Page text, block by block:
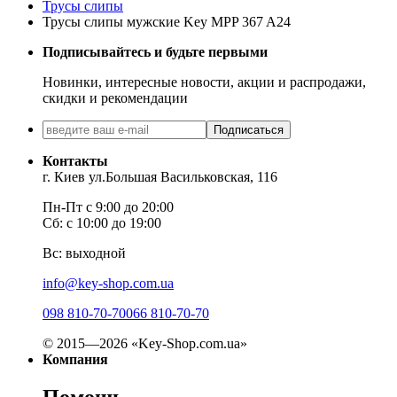
Трусы слипы
Трусы слипы мужские Key MPP 367 A24
Подписывайтесь и будьте первыми
Новинки, интересные новости, акции и распродажи,
скидки и рекомендации
Подписаться
Контакты
г. Киев ул.Большая Васильковская, 116
Пн-Пт с 9:00 до 20:00
Сб: с 10:00 до 19:00
Вс: выходной
info@key-shop.com.ua
098 810-70-70066 810-70-70
© 2015—2026 «Key-Shop.com.ua»
Компания